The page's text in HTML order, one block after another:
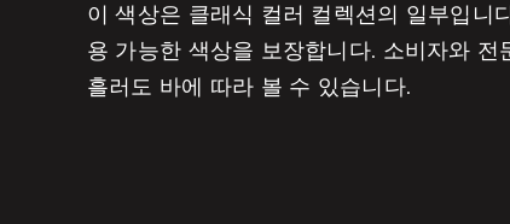
이 색상은 클래식 컬러 컬렉션의 일부입니
용 가능한 색상을 보장합니다. 소비자와
흘러도 바에 따라 볼 수 있습니다.